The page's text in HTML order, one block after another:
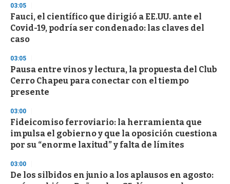
3
s
e
c
o
d
s
03:05
Fauci, el científico que dirigió a EE.UU. ante el
Covid-19, podría ser condenado: las claves del
caso
03:05
Pausa entre vinos y lectura, la propuesta del Club
Cerro Chapeu para conectar con el tiempo
presente
03:00
Fideicomiso ferroviario: la herramienta que
impulsa el gobierno y que la oposición cuestiona
por su “enorme laxitud” y falta de límites
03:00
De los silbidos en junio a los aplausos en agosto: